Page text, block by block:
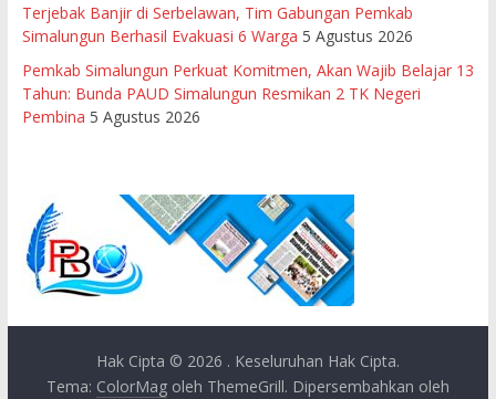
Terjebak Banjir di Serbelawan, Tim Gabungan Pemkab
Simalungun Berhasil Evakuasi 6 Warga 5 Agustus 2026
Pemkab Simalungun Perkuat Komitmen, Akan Wajib Belajar 13
Tahun: Bunda PAUD Simalungun Resmikan 2 TK Negeri
Pembina 5 Agustus 2026
Hak Cipta © 2026 . Keseluruhan Hak Cipta.
Tema: ColorMagoleh ThemeGrill. Dipersembahkan oleh